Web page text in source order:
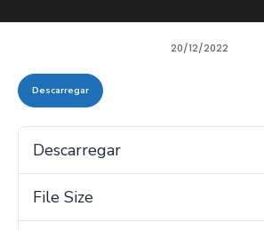
20/12/2022
Descarregar
Descarregar
File Size